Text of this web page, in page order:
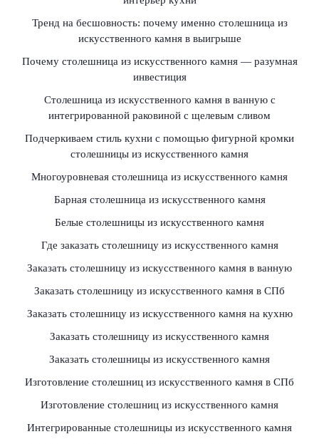
Тренд на бесшовность: почему именно столешница из
искусственного камня в выигрыше
Почему столешница из искусственного камня — разумная
инвестиция
Столешница из искусственного камня в ванную с
интегрированной раковиной с щелевым сливом
Подчеркиваем стиль кухни с помощью фигурной кромки
столешницы из искусственного камня
Многоуровневая столешница из искусственного камня
Барная столешница из искусственного камня
Белые столешницы из искусственного камня
Где заказать столешницу из искусственного камня
Заказать столешницу из искусственного камня в ванную
Заказать столешницу из искусственного камня в СПб
Заказать столешницу из искусственного камня на кухню
Заказать столешницу из искусственного камня
Заказать столешницы из искусственного камня
Изготовление столешниц из искусственного камня в СПб
Изготовление столешниц из искусственного камня
Интегрированные столешницы из искусственного камня